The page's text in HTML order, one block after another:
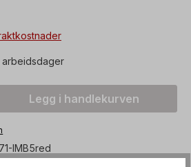
Skriv inn ønsket
Legg i handlekurven
IMB5red